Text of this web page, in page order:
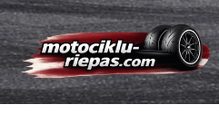
Skip
to
navigation
Skip
to
content
Riepas